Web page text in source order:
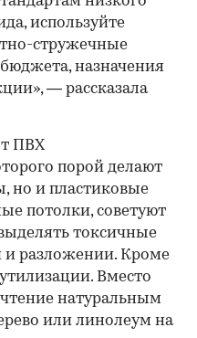
используйте
стружечные
назначения
— рассказала
ПВХ
порой делают
но и пластиковые
потолки, советуют
токсичные
и разложении. Кроме
Вместо
натуральным
или линолеум на